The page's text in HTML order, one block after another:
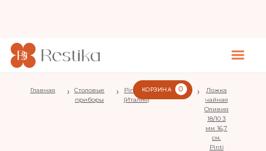
КОРЗИНА 0
Главная ›
Столовые
приборы
›
Pintinox
(Италия)
› Olivia ›
Ложка
чайная
Оливия
18/10 3
мм 16,7
см.
Pinti